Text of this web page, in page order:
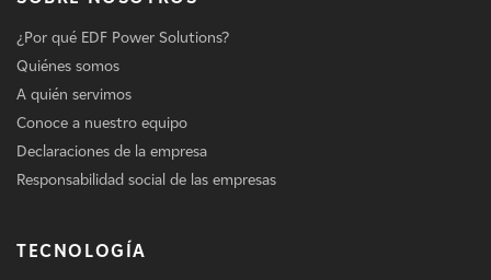
¿Por qué EDF Power Solutions?
Quiénes somos
A quién servimos
Conoce a nuestro equipo
Declaraciones de la empresa
Responsabilidad social de las empresas
TECNOLOGÍA